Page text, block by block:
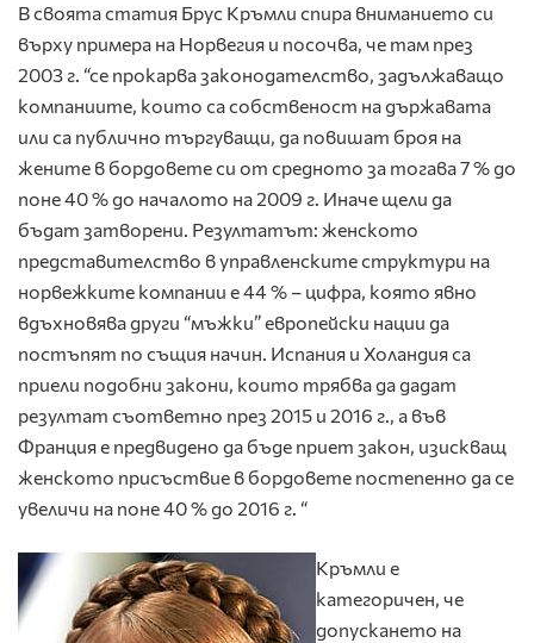
В своята статия Брус Кръмли спира вниманието си
върху примера на Норвегия и посочва, че там през
2003 г. “се прокарва законодателство, задължаващо
компаниите, които са собственост на държавата
или са публично търгуващи, да повишат броя на
жените в бордовете си от средното за тогава 7 % до
поне 40 % до началото на 2009 г. Иначе щели да
бъдат затворени. Резултатът: женското
представителство в управленските структури на
норвежките компании е 44 % – цифра, която явно
вдъхновява други “мъжки” европейски нации да
постъпят по същия начин. Испания и Холандия са
приели подобни закони, които трябва да дадат
резултат съответно през 2015 и 2016 г., а във
Франция е предвидено да бъде приет закон, изискващ
женското присъствие в бордовете постепенно да се
увеличи на поне 40 % до 2016 г. “
Кръмли е
категоричен, че
допускането на